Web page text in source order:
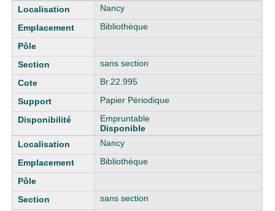
Nancy
Bibliothèque
sans section
Br.22.995
Papier Périodique
Empruntable
Disponible
Nancy
Bibliothèque
sans section